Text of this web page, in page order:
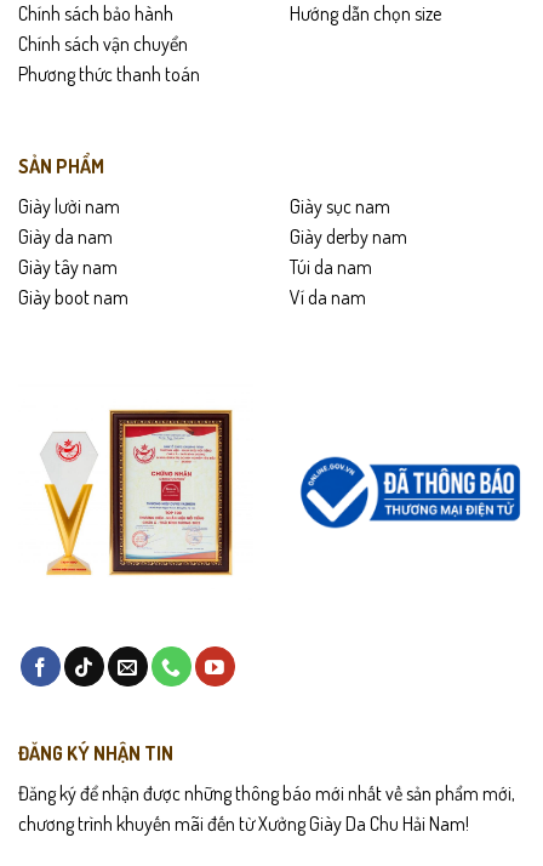
Chính sách bảo hành
Chính sách vận chuyển
Phương thức thanh toán
Hướng dẫn chọn size
SẢN PHẨM
Giày lười nam
Giày da nam
Giày tây nam
Giày boot nam
Giày sục nam
Giày derby nam
Túi da nam
Ví da nam
ĐĂNG KÝ NHẬN TIN
Đăng ký để nhận được những thông báo mới nhất về sản phẩm mới,
chương trình khuyến mãi đến từ Xưởng Giày Da Chu Hải Nam!